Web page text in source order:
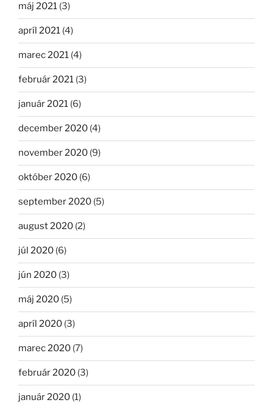
máj 2021 (3)
apríl 2021 (4)
marec 2021 (4)
február 2021 (3)
január 2021 (6)
december 2020 (4)
november 2020 (9)
október 2020 (6)
september 2020 (5)
august 2020 (2)
júl 2020 (6)
jún 2020 (3)
máj 2020 (5)
apríl 2020 (3)
marec 2020 (7)
február 2020 (3)
január 2020 (1)